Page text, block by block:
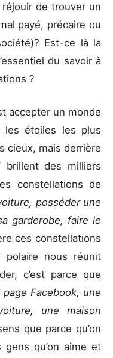
de trouver un
payé, précaire ou
Est-ce là la
du savoir à
?
accepter un monde
les étoiles les plus
cieux, mais derrière
brillent des milliers
constellations de
posséder une
garderobe, faire le
ces constellations
polaire nous réunit
c’est parce que
page Facebook, une
une maison
que parce qu’on
qu’on aime et